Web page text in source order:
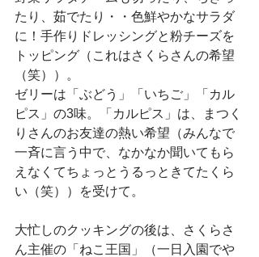
たり、茹でたり・・色鮮やかなサラダ
に！手作りドレッシングと粉チーズを
トッピング（これはさくらさんの希望
（笑））。
ゼリーは「ぶどう」「いちご」「カル
ピス」の3味。「カルピス」は、まつく
りさんのお友達の熱い希望（みんなで
一斉に言う中で、なかなか聞いてもら
えなくてちょっとうるっときてたくら
い（笑））を受けて。
大忙しのクッキングの後は、さくらさ
ん主催の「ねこ王国」（一日入園でや